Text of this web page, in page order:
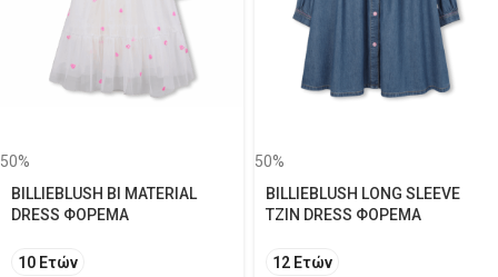
50%
BILLIEBLUSH BI MATERIAL
DRESS ΦΟΡΕΜΑ
10 Ετών
50%
BILLIEBLUSH LONG SLEEVE
TZIN DRESS ΦΟΡΕΜΑ
12 Ετών